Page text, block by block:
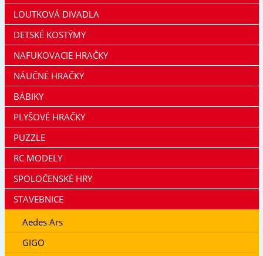
LOUTKOVÁ DIVADLA
DETSKÉ KOSTÝMY
NAFUKOVACIE HRAČKY
NÁUČNÉ HRAČKY
BÁBIKY
PLYŠOVÉ HRAČKY
PUZZLE
RC MODELY
SPOLOČENSKÉ HRY
STAVEBNICE
Aedes Ars
GIGO